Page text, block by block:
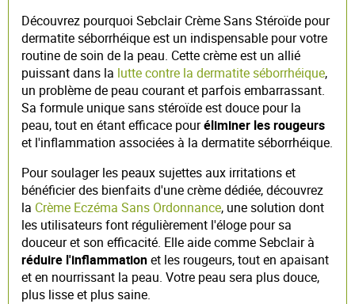
Découvrez pourquoi Sebclair Crème Sans Stéroïde pour
dermatite séborrhéique est un indispensable pour votre
routine de soin de la peau. Cette crème est un allié
puissant dans la lutte contre la dermatite séborrhéique,
un problème de peau courant et parfois embarrassant.
Sa formule unique sans stéroïde est douce pour la
peau, tout en étant efficace pouréliminer les rougeurs
et l'inflammation associées à la dermatite séborrhéique.
Pour soulager les peaux sujettes aux irritations et
bénéficier des bienfaits d'une crème dédiée, découvrez
la Crème Eczéma Sans Ordonnance, une solution dont
les utilisateurs font régulièrement l'éloge pour sa
douceur et son efficacité. Elle aide comme Sebclair à
réduire l'inflammationet les rougeurs, tout en apaisant
et en nourrissant la peau. Votre peau sera plus douce,
plus lisse et plus saine.